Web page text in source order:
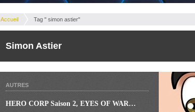
Accueil Tag " simon astier"
Simon Astier
AUTRES
HERO CORP Saison 2, EYES OF WAR…